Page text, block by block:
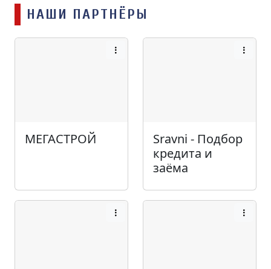
НАШИ ПАРТНЁРЫ
МЕГАСТРОЙ
Sravni - Подбор
кредита и
заёма